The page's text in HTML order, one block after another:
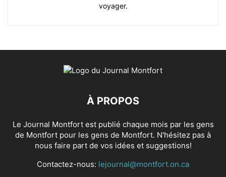
voyager.
À PROPOS
Le Journal Montfort est publié chaque mois par les gens
de Montfort pour les gens de Montfort. N'hésitez pas à
nous faire part de vos idées et suggestions!
Contactez-nous: lejournal@montfort.on.ca